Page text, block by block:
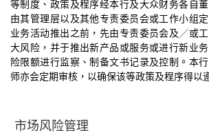
等制度、政策及程序经本行及大众财务各自
由其管理层以及其他专责委员会或工作小组
业务活动推出之前，先由专责委员会及╱或
大风险，并于推出新产品或服务或进行新业
险限额进行监察、制备文书记录及控制。本
师亦会定期审核，以确保该等政策及程序得以
市场风险管理